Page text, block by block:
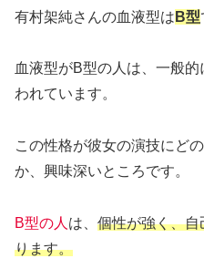
有村架純さんの血液型は B型
血液型がB型の人は、一般
われています。
この性格が彼女の演技にど
か、興味深いところです。
B型の人 は、 個性が強く、
ります。